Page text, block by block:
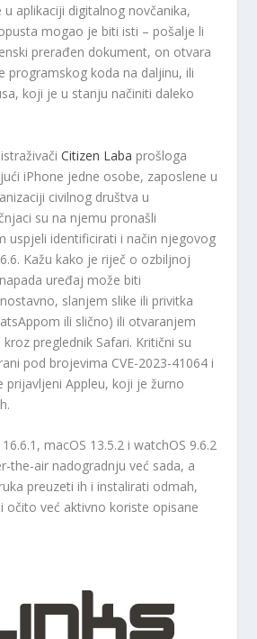
aplikaciji digitalnog novčanika,
mogao je biti isti – pošalje li
prerađen dokument, on otvara
programskog koda na daljinu, ili
koji je u stanju načiniti daleko
Citizen Laba prošloga
iPhone jedne osobe, zaposlene u
civilnog društva u
su na njemu pronašli
uspjeli identificirati i način njegovog
Kažu kako je riječ o ozbiljnoj
uređaj može biti
slanjem slike ili privitka
ili slično) ili otvaranjem
preglednik Safari. Kritični su
pod brojevima CVE-2023-41064 i
prijavljeni Appleu, koji je žurno
macOS 13.5.2 i watchOS 9.6.2
the-air nadogradnju već sada, a
preuzeti ih i instalirati odmah,
očito već aktivno koriste opisane